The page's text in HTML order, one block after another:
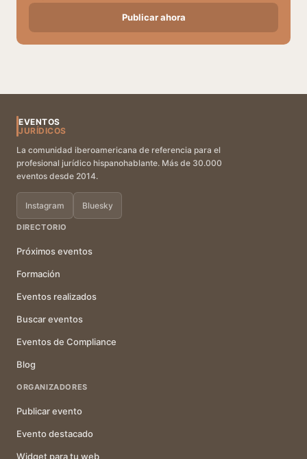
Publicar ahora
EVENTOS
JURÍDICOS
La comunidad iberoamericana de referencia para el
profesional jurídico hispanohablante. Más de 30.000
eventos desde 2014.
Instagram Bluesky
DIRECTORIO
Próximos eventos
Formación
Eventos realizados
Buscar eventos
Eventos de Compliance
Blog
ORGANIZADORES
Publicar evento
Evento destacado
Widget para tu web